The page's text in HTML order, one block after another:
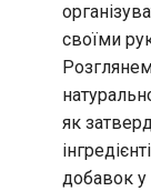
своїми
як
добавок у